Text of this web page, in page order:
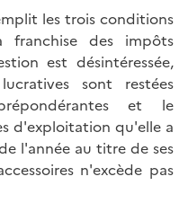
les trois conditions
franchise des impôts
est désintéressée,
sont restées
et le
d'exploitation qu'elle a
l'année au titre de ses
n'excède pas